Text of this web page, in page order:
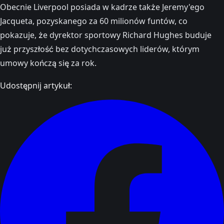
Obecnie Liverpool posiada w kadrze także Jeremy'ego
Jacqueta, pozyskanego za 60 milionów funtów, co
pokazuje, że dyrektor sportowy Richard Hughes buduje
już przyszłość bez dotychczasowych liderów, którym
umowy kończą się za rok.
Udostępnij artykuł: